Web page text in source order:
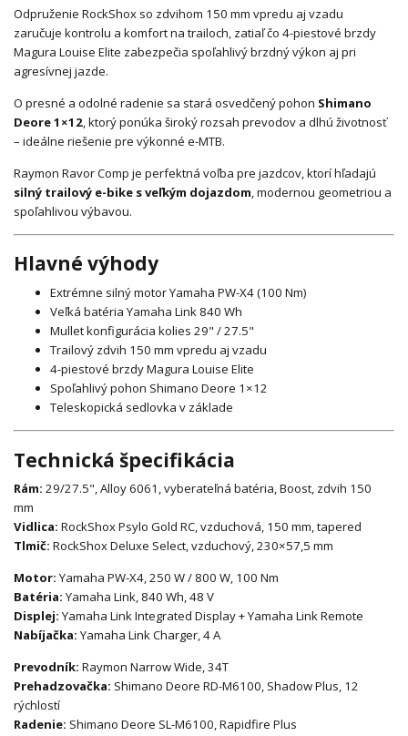
Odpruženie RockShox so zdvihom 150 mm vpredu aj vzadu
zaručuje kontrolu a komfort na trailoch, zatiaľ čo 4-piestové brzdy
Magura Louise Elite zabezpečia spoľahlivý brzdný výkon aj pri
agresívnej jazde.
O presné a odolné radenie sa stará osvedčený pohon Shimano
Deore1×12, ktorý ponúka široký rozsah prevodov a dlhú životnosť
– ideálne riešenie pre výkonné e-MTB.
Raymon Ravor Comp je perfektná voľba pre jazdcov, ktorí hľadajú
silný trailový e-bike s veľkým dojazdom, modernou geometriou a
spoľahlivou výbavou.
Hlavné výhody
Extrémne silný motor Yamaha PW-X4 (100 Nm)
Veľká batéria Yamaha Link 840 Wh
Mullet konfigurácia kolies 29" / 27.5"
Trailový zdvih 150 mm vpredu aj vzadu
4-piestové brzdy Magura Louise Elite
Spoľahlivý pohon Shimano Deore 1×12
Teleskopická sedlovka v základe
Technická špecifikácia
Rám: 29/27.5", Alloy 6061, vyberateľná batéria, Boost, zdvih 150
mm
Vidlica: RockShox Psylo Gold RC, vzduchová, 150 mm, tapered
Tlmič: RockShox Deluxe Select, vzduchový, 230×57,5 mm
Motor: Yamaha PW-X4, 250 W / 800 W, 100 Nm
Batéria: Yamaha Link, 840 Wh, 48 V
Displej: Yamaha Link Integrated Display + Yamaha Link Remote
Nabíjačka: Yamaha Link Charger, 4 A
Prevodník: Raymon Narrow Wide, 34T
Prehadzovačka: Shimano Deore RD-M6100, Shadow Plus, 12
rýchlostí
Radenie: Shimano Deore SL-M6100, Rapidfire Plus